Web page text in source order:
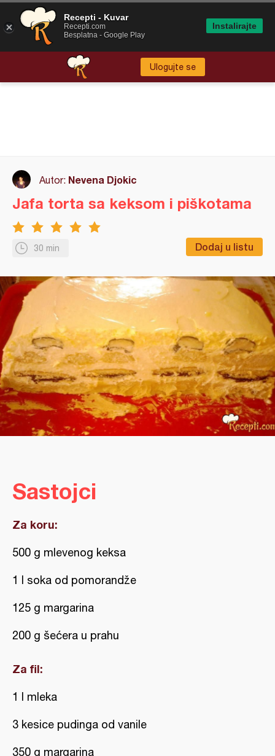
Ulogujte se
Autor: Nevena Djokic
30 min Dodaj u listu
Jafa torta sa keksom i piškotama
Sastojci
Za koru:
500 g mlevenog keksa
1 l soka od pomorandže
125 g margarina
200 g šećera u prahu
Za fil:
1 l mleka
3 kesice pudinga od vanile
350 g margarina
Recepti - Kuvar
Recepti.com
Besplatna - Google Play
Instalirajte